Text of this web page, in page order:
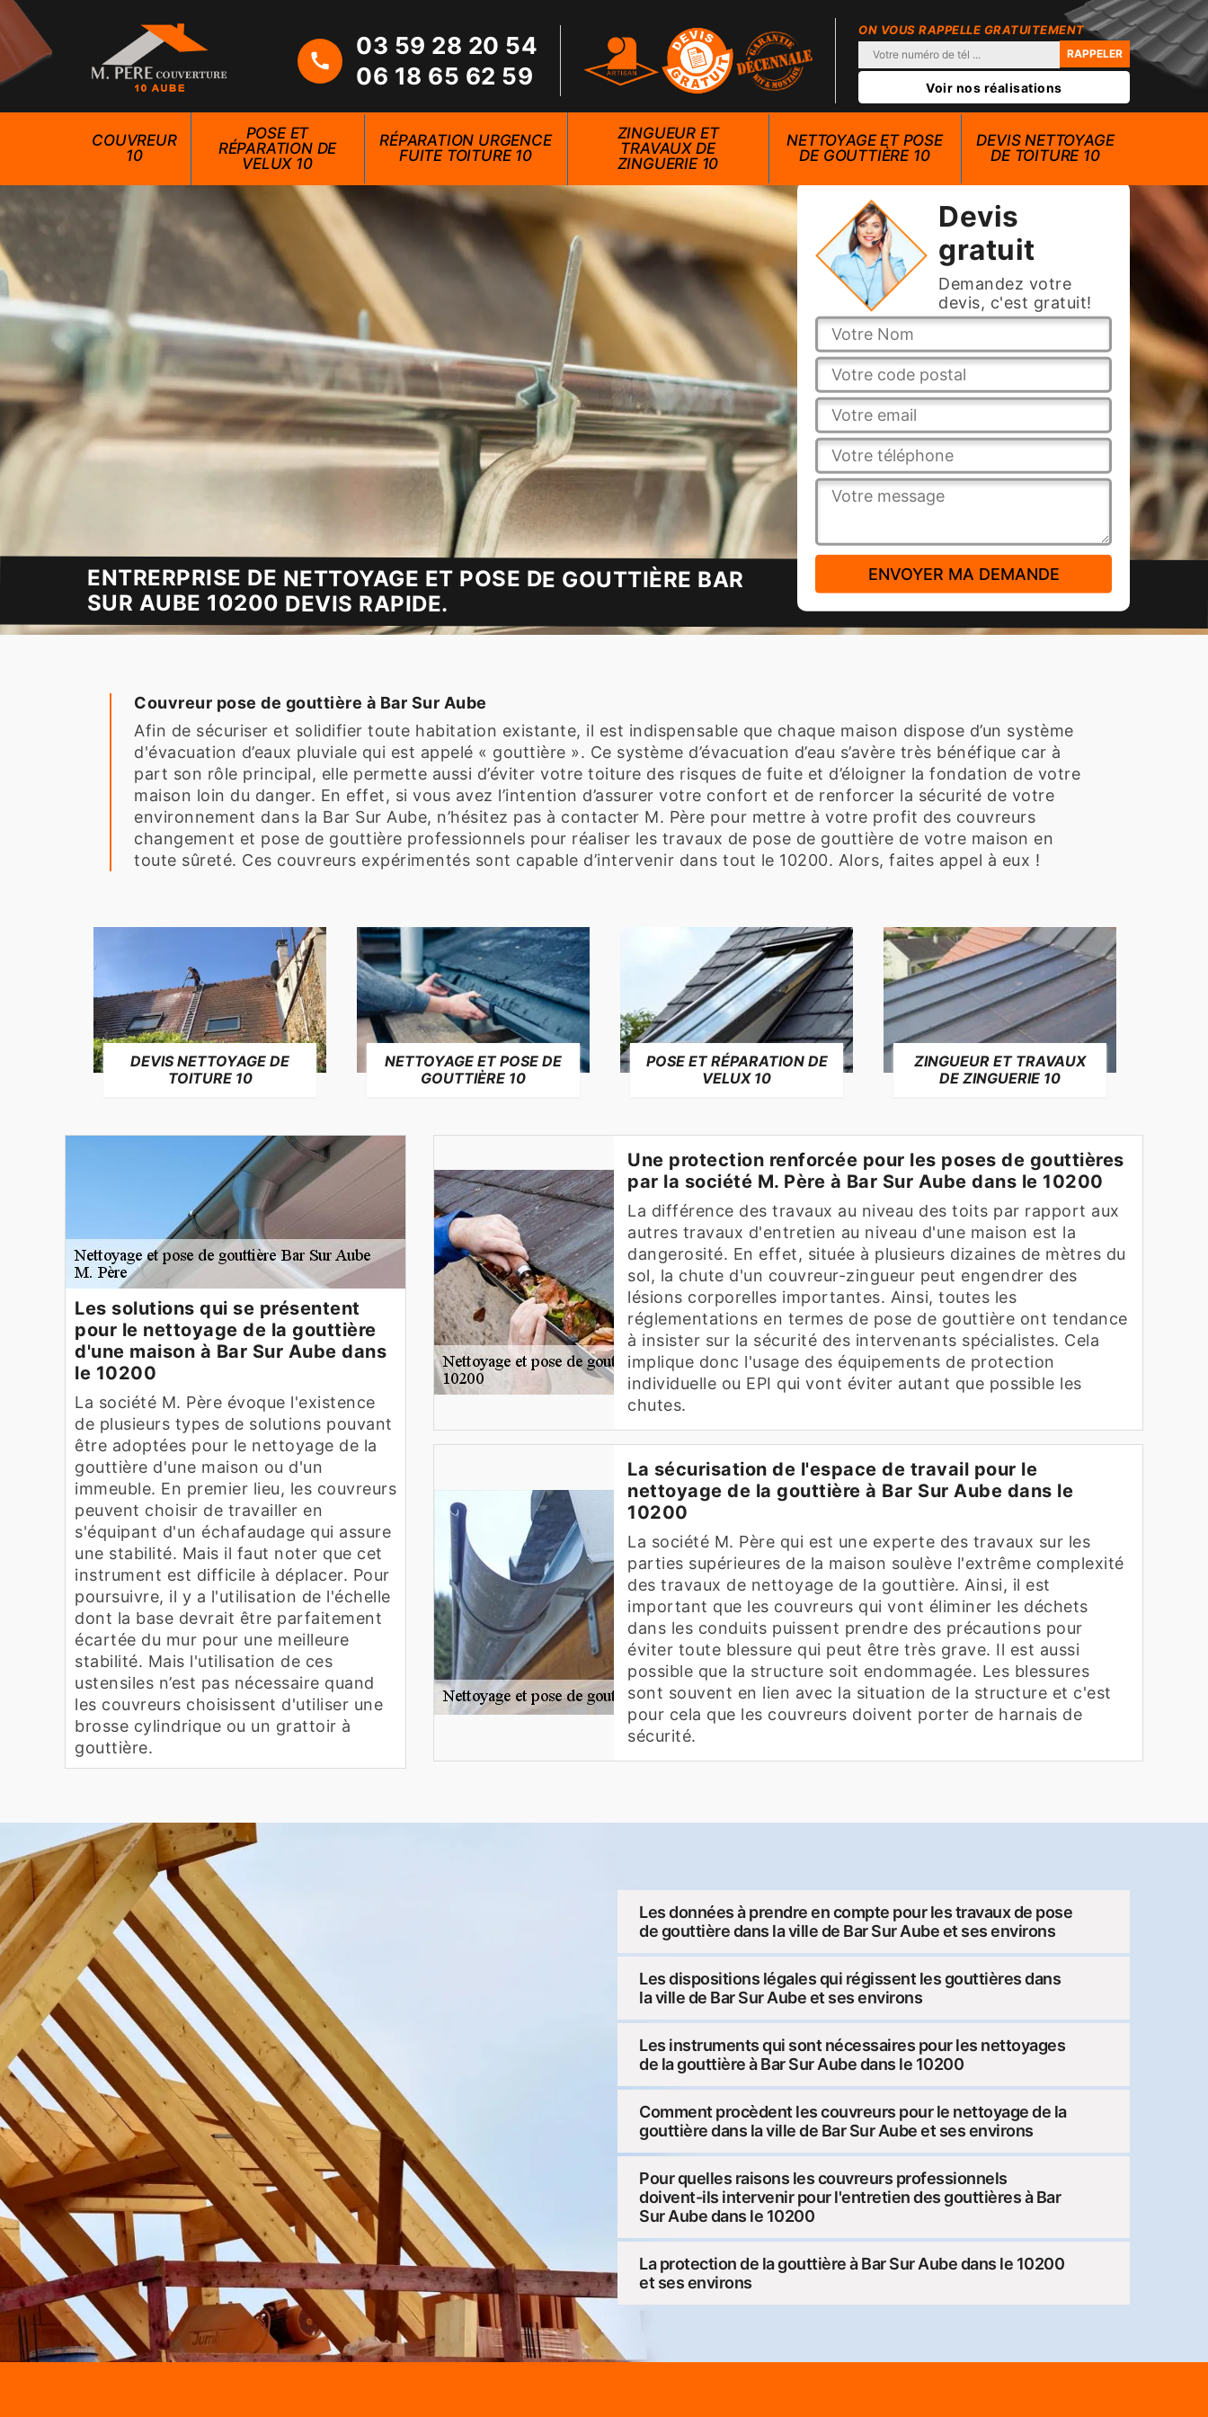
03 59 28 20 54
06 18 65 62 59
ON VOUS RAPPELLE GRATUITEMENT
Voir nos réalisations
COUVREUR
10
POSE ET
RÉPARATION DE
VELUX 10
RÉPARATION URGENCE
FUITE TOITURE 10
ZINGUEUR ET
TRAVAUX DE
ZINGUERIE 10
NETTOYAGE ET POSE
DE GOUTTIÈRE 10
DEVIS NETTOYAGE
DE TOITURE 10
Devis
gratuit
Demandez votre
devis, c'est gratuit!
ENTRERPRISE DE NETTOYAGE ET POSE DE GOUTTIÈRE BAR
SUR AUBE 10200 DEVIS RAPIDE.
Couvreur pose de gouttière à Bar Sur Aube
Afin de sécuriser et solidifier toute habitation existante, il est indispensable que chaque maison dispose d’un système
d'évacuation d’eaux pluviale qui est appelé « gouttière ». Ce système d’évacuation d’eau s’avère très bénéfique car à
part son rôle principal, elle permette aussi d’éviter votre toiture des risques de fuite et d’éloigner la fondation de votre
maison loin du danger. En effet, si vous avez l’intention d’assurer votre confort et de renforcer la sécurité de votre
environnement dans la Bar Sur Aube, n’hésitez pas à contacter M. Père pour mettre à votre profit des couvreurs
changement et pose de gouttière professionnels pour réaliser les travaux de pose de gouttière de votre maison en
toute sûreté. Ces couvreurs expérimentés sont capable d’intervenir dans tout le 10200. Alors, faites appel à eux !
DEVIS NETTOYAGE DE
TOITURE 10
NETTOYAGE ET POSE DE
GOUTTIÈRE 10
POSE ET RÉPARATION DE
VELUX 10
ZINGUEUR ET TRAVAUX
DE ZINGUERIE 10
Les solutions qui se présentent
pour le nettoyage de la gouttière
d'une maison à Bar Sur Aube dans
le 10200
La société M. Père évoque l'existence
de plusieurs types de solutions pouvant
être adoptées pour le nettoyage de la
gouttière d'une maison ou d'un
immeuble. En premier lieu, les couvreurs
peuvent choisir de travailler en
s'équipant d'un échafaudage qui assure
une stabilité. Mais il faut noter que cet
instrument est difficile à déplacer. Pour
poursuivre, il y a l'utilisation de l'échelle
dont la base devrait être parfaitement
écartée du mur pour une meilleure
stabilité. Mais l'utilisation de ces
ustensiles n’est pas nécessaire quand
les couvreurs choisissent d'utiliser une
brosse cylindrique ou un grattoir à
gouttière.
Une protection renforcée pour les poses de gouttières
par la société M. Père à Bar Sur Aube dans le 10200
La différence des travaux au niveau des toits par rapport aux
autres travaux d'entretien au niveau d'une maison est la
dangerosité. En effet, située à plusieurs dizaines de mètres du
sol, la chute d'un couvreur-zingueur peut engendrer des
lésions corporelles importantes. Ainsi, toutes les
réglementations en termes de pose de gouttière ont tendance
à insister sur la sécurité des intervenants spécialistes. Cela
implique donc l'usage des équipements de protection
individuelle ou EPI qui vont éviter autant que possible les
chutes.
La sécurisation de l'espace de travail pour le
nettoyage de la gouttière à Bar Sur Aube dans le
10200
La société M. Père qui est une experte des travaux sur les
parties supérieures de la maison soulève l'extrême complexité
des travaux de nettoyage de la gouttière. Ainsi, il est
important que les couvreurs qui vont éliminer les déchets
dans les conduits puissent prendre des précautions pour
éviter toute blessure qui peut être très grave. Il est aussi
possible que la structure soit endommagée. Les blessures
sont souvent en lien avec la situation de la structure et c'est
pour cela que les couvreurs doivent porter de harnais de
sécurité.
Les données à prendre en compte pour les travaux de pose
de gouttière dans la ville de Bar Sur Aube et ses environs
Les dispositions légales qui régissent les gouttières dans
la ville de Bar Sur Aube et ses environs
Les instruments qui sont nécessaires pour les nettoyages
de la gouttière à Bar Sur Aube dans le 10200
Comment procèdent les couvreurs pour le nettoyage de la
gouttière dans la ville de Bar Sur Aube et ses environs
Pour quelles raisons les couvreurs professionnels
doivent-ils intervenir pour l'entretien des gouttières à Bar
Sur Aube dans le 10200
La protection de la gouttière à Bar Sur Aube dans le 10200
et ses environs